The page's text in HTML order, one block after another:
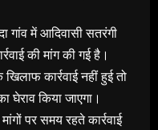
गांव में आदिवासी सतरंगी
की मांग की गई है।
कार्रवाई नहीं हुई तो
घेराव किया जाएगा।
पर समय रहते कार्रवाई